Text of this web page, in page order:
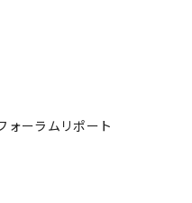
ォーラムリポート